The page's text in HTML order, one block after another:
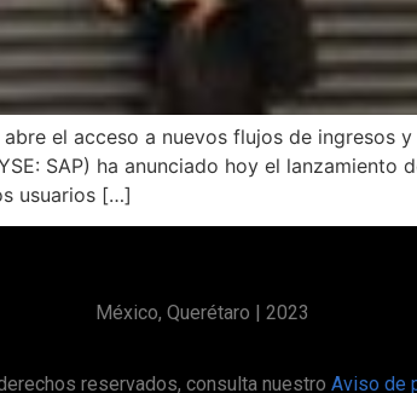
el acceso a nuevos flujos de
SAP) ha anunciado hoy el
usuarios […]
México, Querétaro | 2023
reservados, consulta nuestroAviso de